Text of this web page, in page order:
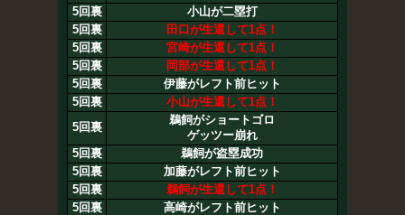
5回裏
小山が二塁打
5回裏
田口が生還して1点！
5回裏
宮崎が生還して1点！
5回裏
岡部が生還して1点！
5回裏
伊藤がレフト前ヒット
5回裏
小山が生還して1点！
5回裏
鵜飼がショートゴロ
ゲッツー崩れ
5回裏
鵜飼が盗塁成功
5回裏
加藤がレフト前ヒット
5回裏
鵜飼が生還して1点！
5回裏
高崎がレフト前ヒット